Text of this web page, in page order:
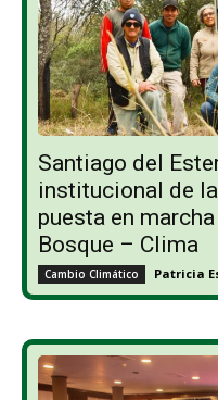
Santiago del
institucional de la
puesta en
Bosque – Clima
Cambio Climático Patricia